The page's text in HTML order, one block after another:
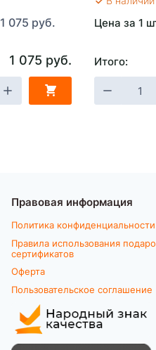
1 075 руб.
1 075 руб.
Цена за 1
Итого:
Правовая информация
Политика конфиденциальности
Правила использования
сертификатов
Оферта
Пользовательское соглашение